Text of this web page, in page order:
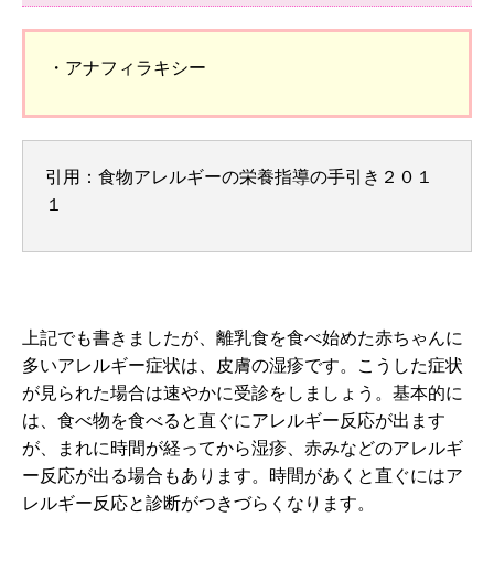
・アナフィラキシー
引用：食物アレルギーの栄養指導の手引き２０１
１
上記でも書きましたが、離乳食を食べ始めた赤ちゃんに
多いアレルギー症状は、皮膚の湿疹です。こうした症状
が見られた場合は速やかに受診をしましょう。基本的に
は、食べ物を食べると直ぐにアレルギー反応が出ます
が、まれに時間が経ってから湿疹、赤みなどのアレルギ
ー反応が出る場合もあります。時間があくと直ぐにはア
レルギー反応と診断がつきづらくなります。